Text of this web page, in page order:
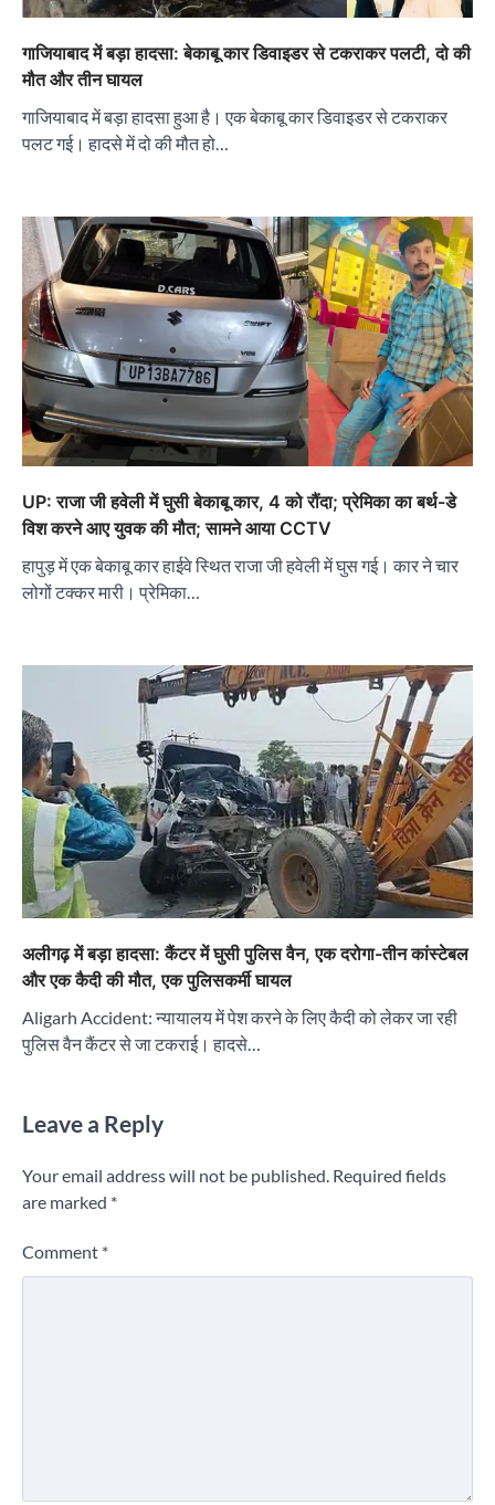
गाजियाबाद में बड़ा हादसा: बेकाबू कार डिवाइडर से टकराकर पलटी, दो की
मौत और तीन घायल
गाजियाबाद में बड़ा हादसा हुआ है। एक बेकाबू कार डिवाइडर से टकराकर
पलट गई। हादसे में दो की मौत हो…
UP: राजा जी हवेली में घुसी बेकाबू कार, 4 को रौंदा; प्रेमिका का बर्थ-डे
विश करने आए युवक की मौत; सामने आया CCTV
हापुड़ में एक बेकाबू कार हाईवे स्थित राजा जी हवेली में घुस गई। कार ने चार
लोगों टक्कर मारी। प्रेमिका…
अलीगढ़ में बड़ा हादसा: कैंटर में घुसी पुलिस वैन, एक दरोगा-तीन कांस्टेबल
और एक कैदी की मौत, एक पुलिसकर्मी घायल
Aligarh Accident: न्यायालय में पेश करने के लिए कैदी को लेकर जा रही
पुलिस वैन कैंटर से जा टकराई। हादसे…
Leave a Reply
Your email address will not be published. Required fields
are marked *
Comment *